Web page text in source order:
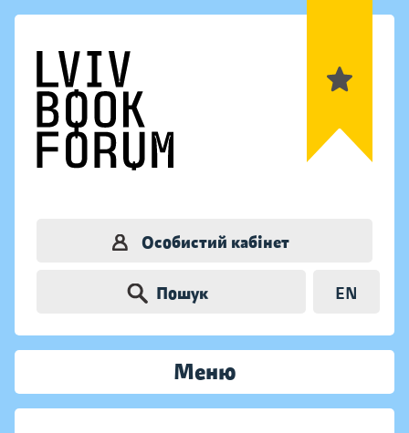
Особистий кабінет
Пошук EN
Меню